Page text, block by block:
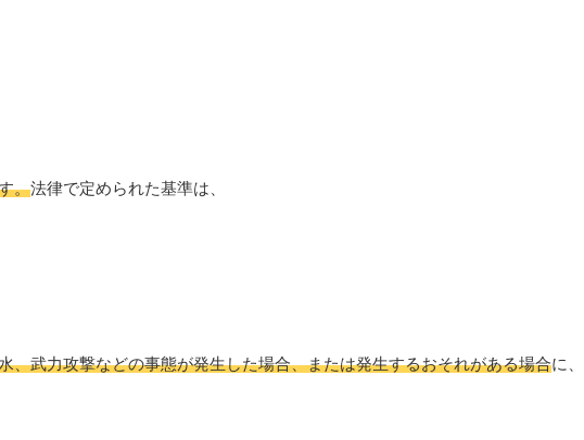
。法律で定められた基準は、
、武力攻撃などの事態が発生した場合、または発生するおそれがある場合に、